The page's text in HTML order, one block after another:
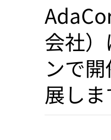
会社
ンで
展しま